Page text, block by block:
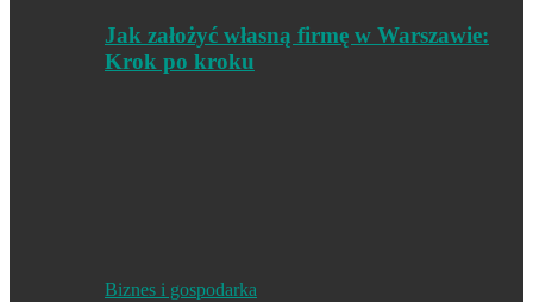
Jak założyć własną firmę w Warszawie:
Krok po kroku
Biznes i gospodarka